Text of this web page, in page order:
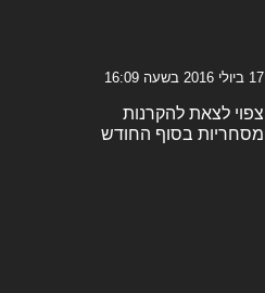
17 ביולי 2016 בשעה 16:09
צפוי לצאת להקרנות
מסחריות בסוף החודש